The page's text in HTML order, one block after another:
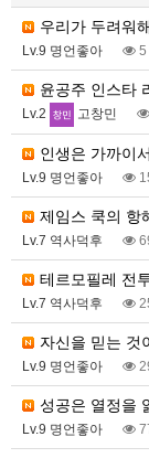
우리가 두려워
Lv.9 명언좋아 5
윤공주 인스타
Lv.2 고창민
인생은 가까이
Lv.9 명언좋아
제임스 쿡의 항
Lv.7 역사덕후
테르모필레 전
Lv.7 역사덕후
자신을 믿는 것
Lv.9 명언좋아
성공은 열정을
Lv.9 명언좋아